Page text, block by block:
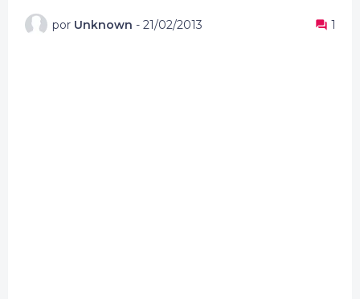
por Unknown - 21/02/2013 1